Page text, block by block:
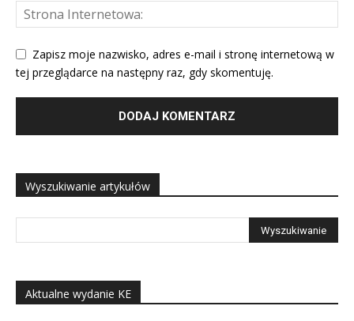
Zapisz moje nazwisko, adres e-mail i stronę internetową w
tej przeglądarce na następny raz, gdy skomentuję.
Wyszukiwanie artykułów
Aktualne wydanie KE